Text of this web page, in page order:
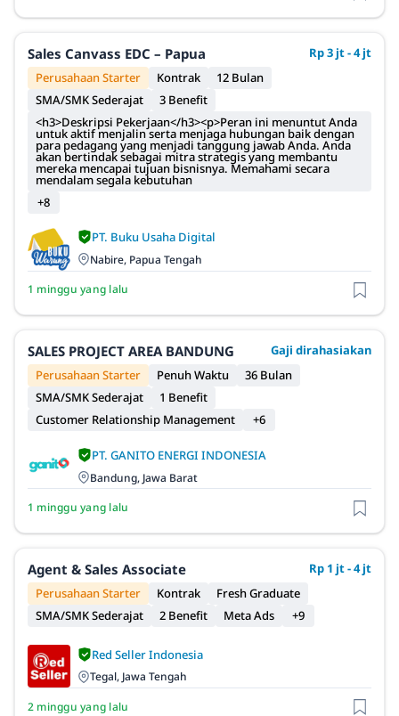
Sales Canvass EDC – Papua
Rp 3 jt - 4 jt
Perusahaan Starter
Kontrak
12 Bulan
SMA/SMK Sederajat
3 Benefit
<h3>Deskripsi Pekerjaan</h3><p>Peran ini menuntut Anda
untuk aktif menjalin serta menjaga hubungan baik dengan
para pedagang yang menjadi tanggung jawab Anda. Anda
akan bertindak sebagai mitra strategis yang membantu
mereka mencapai tujuan bisnisnya. Memahami secara
mendalam segala kebutuhan
+8
PT. Buku Usaha Digital
Nabire, Papua Tengah
1 minggu yang lalu
SALES PROJECT AREA BANDUNG
Gaji dirahasiakan
Perusahaan Starter
Penuh Waktu
36 Bulan
SMA/SMK Sederajat
1 Benefit
Customer Relationship Management
+6
PT. GANITO ENERGI INDONESIA
Bandung, Jawa Barat
1 minggu yang lalu
Agent & Sales Associate
Rp 1 jt - 4 jt
Perusahaan Starter
Kontrak
Fresh Graduate
SMA/SMK Sederajat
2 Benefit Meta Ads +9
Red Seller Indonesia
Tegal, Jawa Tengah
2 minggu yang lalu